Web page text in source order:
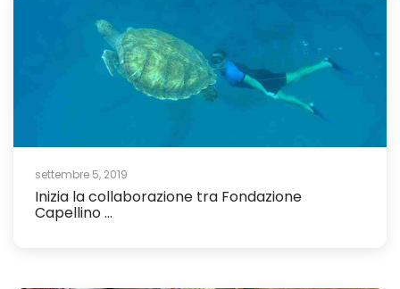
settembre 5, 2019
Inizia la collaborazione tra Fondazione
Capellino ...